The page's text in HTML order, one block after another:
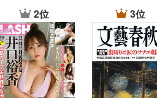
12/20号
カート
試し読み
る
2位 3位